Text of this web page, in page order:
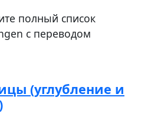
полный список
с переводом
(углубление и